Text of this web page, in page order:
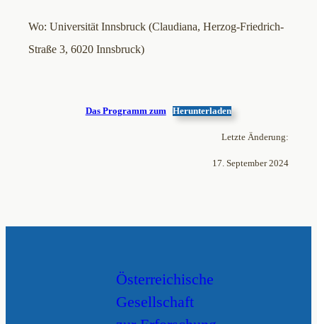
Wo: Universität Innsbruck (Claudiana, Herzog-Friedrich-
Straße 3, 6020 Innsbruck)
Das Programm zum Herunterladen
Letzte Änderung:
17. September 2024
Österreichische
Gesellschaft